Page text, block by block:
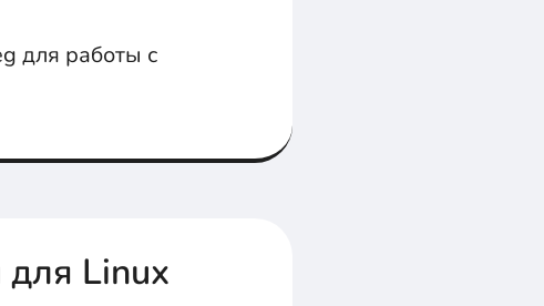
для работы с
Linux